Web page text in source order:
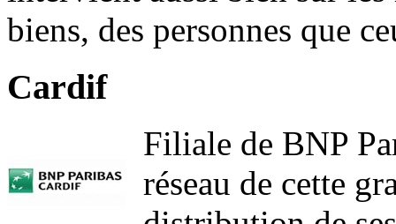
biens, des personnes que
Cardif
Filiale de BNP
réseau de cette